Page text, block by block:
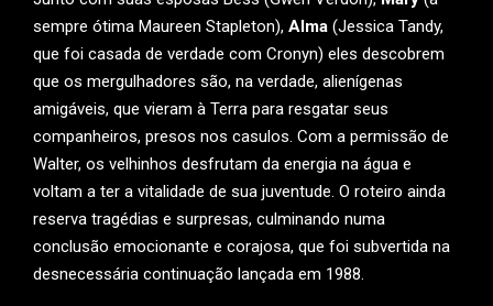
sempre ótima Maureen Stapleton), Alma (Jessica Tandy,
que foi casada de verdade com Cronyn) eles descobrem
que os mergulhadores são, na verdade, alienígenas
amigáveis, que vieram à Terra para resgatar seus
companheiros, presos nos casulos. Com a permissão de
Walter, os velhinhos desfrutam da energia na água e
voltam a ter a vitalidade de sua juventude. O roteiro ainda
reserva tragédias e surpresas, culminando numa
conclusão emocionante e corajosa, que foi subvertida na
desnecessária continuação lançada em 1988.